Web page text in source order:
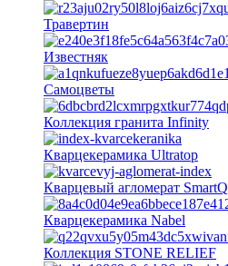
Травертин
Известняк
Самоцветы
Коллекция гранита Infinity
Кварцекерамика Ultratop
Кварцевый агломерат
Кварцекерамика Nabel
Коллекция STONE RELIEF